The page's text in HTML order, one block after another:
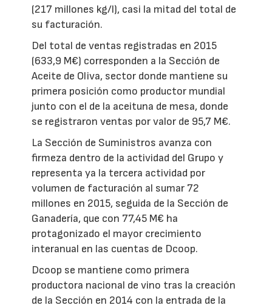
(217 millones kg/l), casi la mitad del total de
su facturación.
Del total de ventas registradas en 2015
(633,9 M€) corresponden a la Sección de
Aceite de Oliva, sector donde mantiene su
primera posición como productor mundial
junto con el de la aceituna de mesa, donde
se registraron ventas por valor de 95,7 M€.
La Sección de Suministros avanza con
firmeza dentro de la actividad del Grupo y
representa ya la tercera actividad por
volumen de facturación al sumar 72
millones en 2015, seguida de la Sección de
Ganadería, que con 77,45 M€ ha
protagonizado el mayor crecimiento
interanual en las cuentas de Dcoop.
Dcoop se mantiene como primera
productora nacional de vino tras la creación
de la Sección en 2014 con la entrada de la